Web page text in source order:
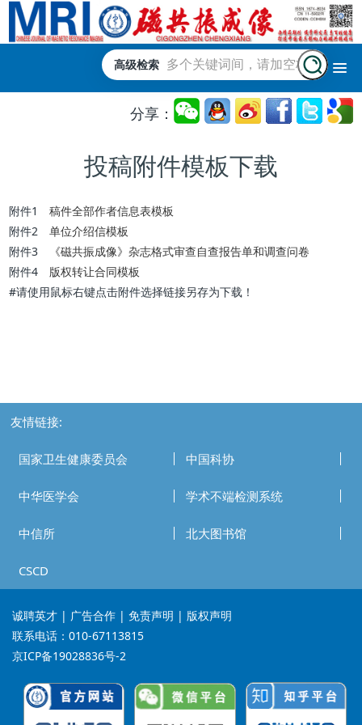
高级检索
分享：
投稿附件模板下载
附件1稿件全部作者信息表模板
附件2单位介绍信模板
附件3
《磁共振成像》杂志格式审查自查报告单和调查问卷
附件4 版权转让合同模板
#请使用鼠标右键点击附件选择链接另存为下载！
友情链接:
国家卫生健康委员会 中国科协
中华医学会 学术不端检测系统
中信所 北大图书馆
CSCD
诚聘英才 | 广告合作 | 免责声明 | 版权声明
联系电话：010-67113815
京ICP备19028836号-2